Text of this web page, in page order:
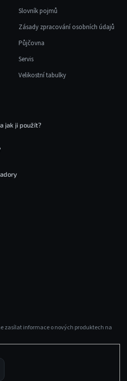
Slovník pojmů
Zásady zpracování osobních údajů
Půjčovna
Servis
Velikostní tabulky
jak ji použít?
zasílat informace o nových produktech na